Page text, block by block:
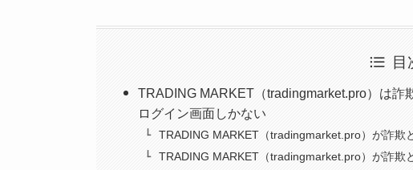
目
TRADING MARKET（tradingmarket.pro）は
ログイン画面しかない
TRADING MARKET（tradingmarket.pro）が詐欺
TRADING MARKET（tradingmarket.pro）が詐欺